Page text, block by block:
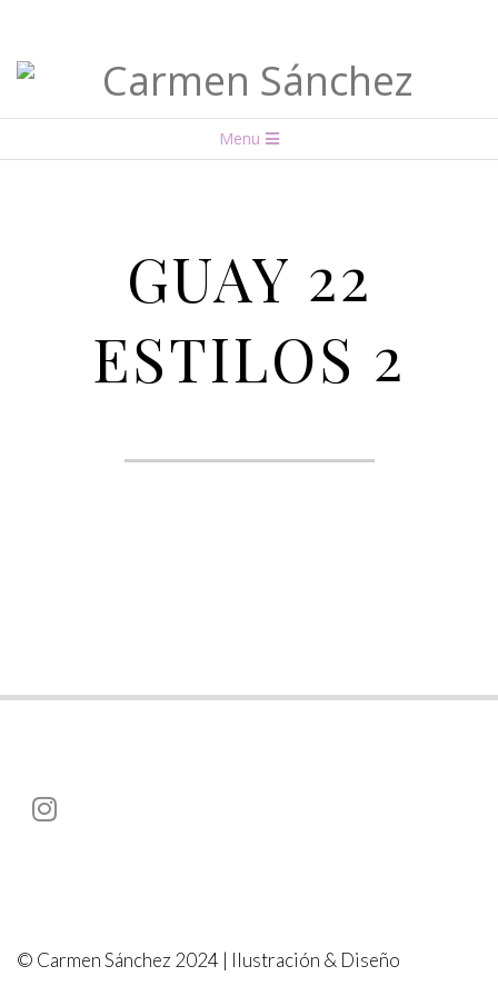
Carmen
Sánchez Menu
GUAY 22
ESTILOS 2
© Carmen Sánchez 2024 | Ilustración & Diseño